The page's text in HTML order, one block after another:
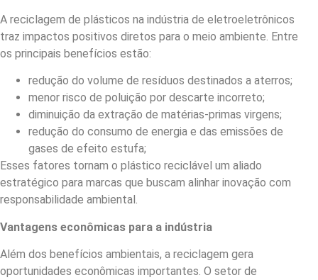
A reciclagem de plásticos na indústria de eletroeletrônicos
traz impactos positivos diretos para o meio ambiente. Entre
os principais benefícios estão:
redução do volume de resíduos destinados a aterros;
menor risco de poluição por descarte incorreto;
diminuição da extração de matérias-primas virgens;
redução do consumo de energia e das emissões de
gases de efeito estufa;
Esses fatores tornam o plástico reciclável um aliado
estratégico para marcas que buscam alinhar inovação com
responsabilidade ambiental.
Vantagens econômicas para a indústria
Além dos benefícios ambientais, a reciclagem gera
oportunidades econômicas importantes. O setor de